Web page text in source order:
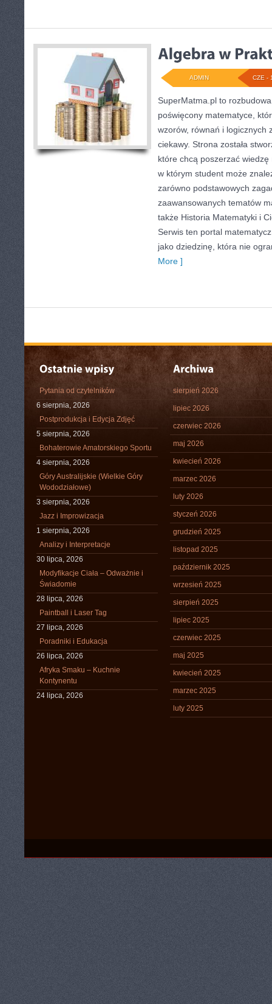
CZE -
ADMIN
SuperMatma.pl to
poświęcony matematyce,
wzorów, równań i logicznych
ciekawy. Strona została
które chcą poszerzać
w którym student może
zarówno podstawowych
zaawansowanych tematów
także Historia Matematyki i
Serwis ten portal
jako dziedzinę, która nie
More ]
Pytania od czytelników
6 sierpnia, 2026
Postprodukcja i Edycja Zdjęć
5 sierpnia, 2026
Bohaterowie Amatorskiego Sportu
4 sierpnia, 2026
Góry Australijskie (Wielkie Góry
Wododziałowe)
3 sierpnia, 2026
Jazz i Improwizacja
1 sierpnia, 2026
Analizy i Interpretacje
30 lipca, 2026
Modyfikacje Ciała – Odważnie i
Świadomie
28 lipca, 2026
Paintball i Laser Tag
27 lipca, 2026
Poradniki i Edukacja
26 lipca, 2026
Afryka Smaku – Kuchnie
Kontynentu
24 lipca, 2026
sierpień 2026
lipiec 2026
czerwiec 2026
maj 2026
kwiecień 2026
marzec 2026
luty 2026
styczeń 2026
grudzień 2025
listopad 2025
październik 2025
wrzesień 2025
sierpień 2025
lipiec 2025
czerwiec 2025
maj 2025
kwiecień 2025
marzec 2025
luty 2025